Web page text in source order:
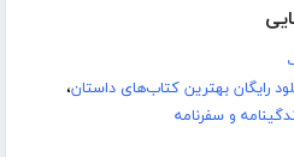
رایگان بهترین کتاب‌های داستان،
و سفرنامه